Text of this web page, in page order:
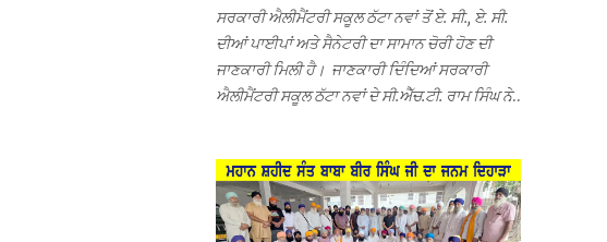
ਅਰਦਾਸ ਹੋਈ। ਇਸ ਮੌਕੇ ਪੰਜ ਪਿਆਰੇ ਸਾਹਿਬਾਨ ਤੇ ਨਗਰ
ਕੀਰਤਨ ਦੇ ਪ੍ਰਬੰਧਕਾਂ ਦਾ ਗੁਰਦੁਆਰਾ ਦਮਦਮਾ ਸਾਹਿਬ
ਠੱਟਾ ਦੇ ਮੁੱਖ ਸੇਵਾਦਾਰ ਸੰਤ ਬਾਬਾ ਹਰਜੀਤ ਸਿੰਘ ਵੱਲੋਂ
ਸਿਰੋਪਾਓ ਦੇ ਕੇ ਵਿਸ਼ੇਸ਼ ਤੌਰ ’ਤੇ ਸਨਮਾਨ ਕੀਤਾ ਗਿਆ।
ਨਿੱਘਾ ਸਵਾਗਤ ਕੀਤਾ ਗਿਆ ਤੇ ਨਗਰ ਕੀਰਤਨ ਦੀਆਂ ਸ...
ਸਰਕਾਰੀ ਐਲੀਮੈਂਟਰੀ ਸਕੂਲ ਠੱਟਾ ਨਵਾਂ ਤੋਂ ਏ. ਸੀ., ਏ. ਸੀ.
ਦੀਆਂ ਪਾਈਪਾਂ ਅਤੇ ਸੈਨੇਟਰੀ ਦਾ ਸਾਮਾਨ ਚੋਰੀ ਹੋਣ ਦੀ
ਜਾਣਕਾਰੀ ਮਿਲੀ ਹੈ। ਜਾਣਕਾਰੀ ਦਿੰਦਿਆਂ ਸਰਕਾਰੀ
ਐਲੀਮੈਂਟਰੀ ਸਕੂਲ ਠੱਟਾ ਨਵਾਂ ਦੇ ਸੀ.ਐੱਚ.ਟੀ. ਰਾਮ ਸਿੰਘ ਨੇ
ਹੋਣ ਤੇ ਜਦੋਂ ਉਨ੍ਹਾਂ ਨੂੰ ਸ਼ੱਕ ਪਿਆ ਤਾਂ ਕਮਰਿਆਂ ਦੀਆਂ ਛੱਤਾਂ
’ਤੇ ਜਾ ਕੇ ਦੇਖਿਆ। ਉੱਥੇ ਇੱਕ ਏ.ਸੀ.ਦਾ ਆਊਟ ਡੋਰ ਯੂਨਿਟ
ਗ਼ਾਇਬ ਸੀ ਅਤੇ ਦੂਜੇ ਦੋਵਾਂ ਏ. ਸੀਜ਼ ਦੀਆਂ ਪਾਈਪਾਂ ਚੋਰੀ